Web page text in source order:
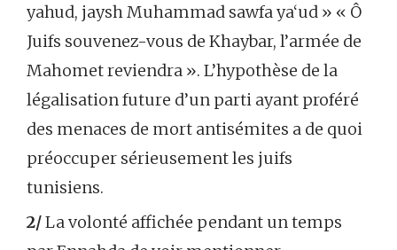
yahud, jaysh Muhammad sawfa ya‘ud » « Ô
Juifs souvenez-vous de Khaybar, l’armée de
Mahomet reviendra ». L’hypothèse de la
légalisation future d’un parti ayant proféré
des menaces de mort antisémites a de quoi
préoccuper sérieusement les juifs
tunisiens.
2/La volonté affichée pendant un temps